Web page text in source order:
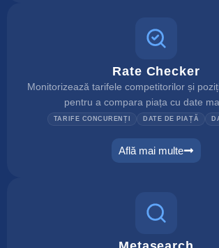
Rate Checker
Monitorizează tarifele competitorilor și
pentru a compara piața cu date
TARIFE CONCURENȚI DATE DE PIAȚĂ
Află mai multe
rate checker